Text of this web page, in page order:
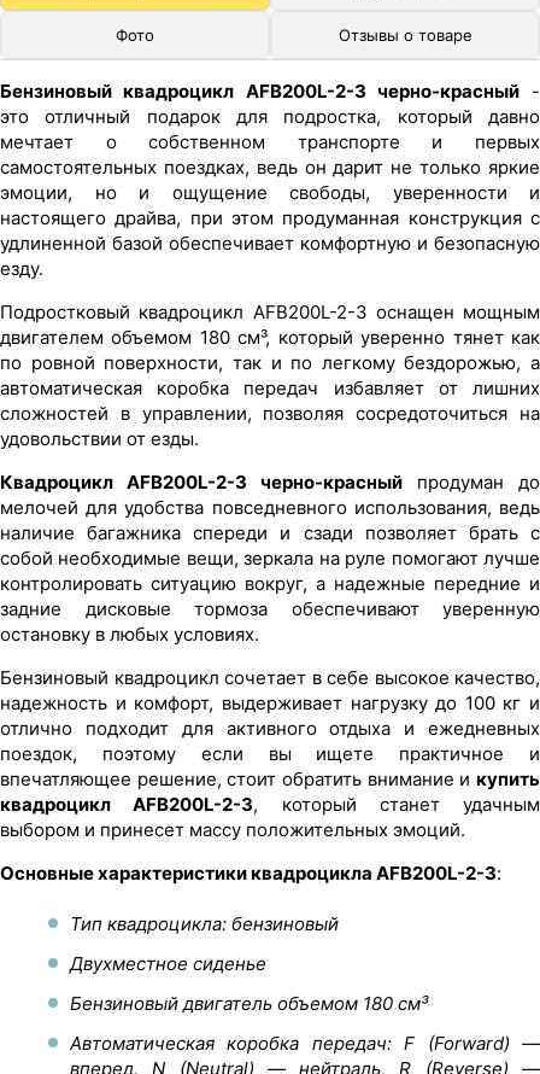
Фото Отзывы о товаре
Бензиновый квадроцикл AFB200L-2-3 черно-красный-
это отличный подарок для подростка, который давно
мечтает о собственном транспорте и первых
самостоятельных поездках, ведь он дарит не только яркие
эмоции, но и ощущение свободы, уверенности и
настоящего драйва, при этом продуманная конструкция с
удлиненной базой обеспечивает комфортную и безопасную
езду.
Подростковый квадроцикл AFB200L-2-3 оснащен мощным
двигателем объемом 180 см³, который уверенно тянет как
по ровной поверхности, так и по легкому бездорожью, а
автоматическая коробка передач избавляет от лишних
сложностей в управлении, позволяя сосредоточиться на
удовольствии от езды.
Квадроцикл AFB200L-2-3 черно-красный продуман до
мелочей для удобства повседневного использования, ведь
наличие багажника спереди и сзади позволяет брать с
собой необходимые вещи, зеркала на руле помогают лучше
контролировать ситуацию вокруг, а надежные передние и
задние дисковые тормоза обеспечивают уверенную
остановку в любых условиях.
Бензиновый квадроцикл сочетает в себе высокое качество,
надежность и комфорт, выдерживает нагрузку до 100 кг и
отлично подходит для активного отдыха и ежедневных
поездок, поэтому если вы ищете практичное и
впечатляющее решение, стоит обратить внимание и купить
квадроцикл AFB200L-2-3, который станет удачным
выбором и принесет массу положительных эмоций.
Основные характеристики квадроцикла AFB200L-2-3:
Тип квадроцикла: бензиновый
Двухместное сиденье
Бензиновый двигатель объемом 180 см³
Автоматическая коробка передач: F (Forward) —
вперед, N (Neutral) — нейтраль, R (Reverse) —